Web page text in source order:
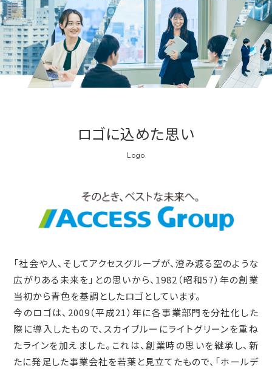
ロゴに込めた思い
Logo
「社会や人、そしてアクセスグループが、澄み渡る空のような
広がりある未来を」との思いから、1982（昭和57）年の創業
当初から青色を基調としたロゴとしています。
今のロゴは、2009（平成21）年に各事業部門を分社化した
際に導入したもので、スカイブルーにライトグリーンを重ね
たラインを加えました。これは、創業時の思いを継承し、新
たに発足した事業会社を若葉と見立てたもので、「ホールデ